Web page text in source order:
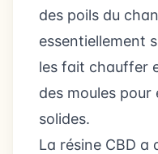
des poils du
essentiellement
les fait chauffer
des moules
solides.
La résine CBD a